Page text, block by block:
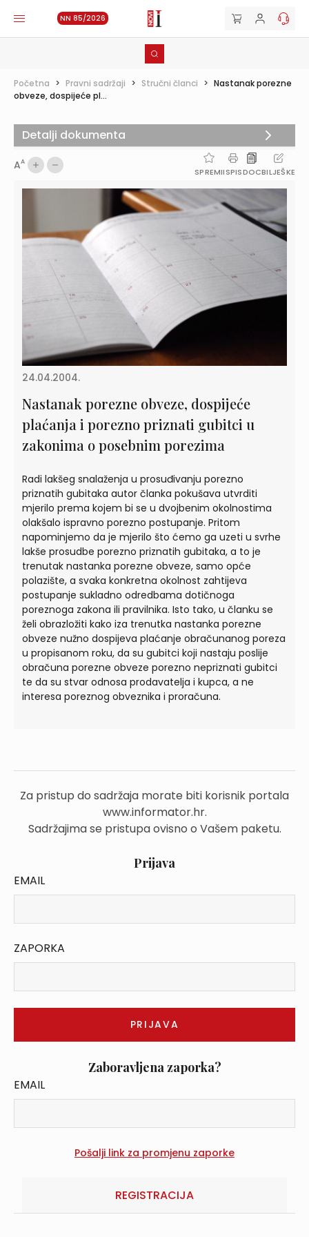
NN 85/2026
Početna > Pravni sadržaji > Stručni članci > Nastanak porezne
obveze, dospijeće pl...
AA
SPREMIISPISDOCBILJEŠKE
24.04.2004.
Nastanak porezne obveze, dospijeće
plaćanja i porezno priznati gubitci u
zakonima o posebnim porezima
Radi lakšeg snalaženja u prosuđivanju porezno
priznatih gubitaka autor članka pokušava utvrditi
mjerilo prema kojem bi se u dvojbenim okolnostima
olakšalo ispravno porezno postupanje. Pritom
napominjemo da je mjerilo što ćemo ga uzeti u svrhe
lakše prosudbe porezno priznatih gubitaka, a to je
trenutak nastanka porezne obveze, samo opće
polazište, a svaka konkretna okolnost zahtijeva
postupanje sukladno odredbama dotičnoga
poreznoga zakona ili pravilnika. Isto tako, u članku se
želi obrazložiti kako iza trenutka nastanka porezne
obveze nužno dospijeva plaćanje obračunanog poreza
u propisanom roku, da su gubitci koji nastaju poslije
obračuna porezne obveze porezno nepriznati gubitci
te da su stvar odnosa prodavatelja i kupca, a ne
interesa poreznog obveznika i proračuna.
Za pristup do sadržaja morate biti korisnik portala
www.informator.hr.
Sadržajima se pristupa ovisno o Vašem paketu.
Prijava
EMAIL
ZAPORKA
Zaboravljena zaporka?
EMAIL
REGISTRACIJA
Detalji dokumenta